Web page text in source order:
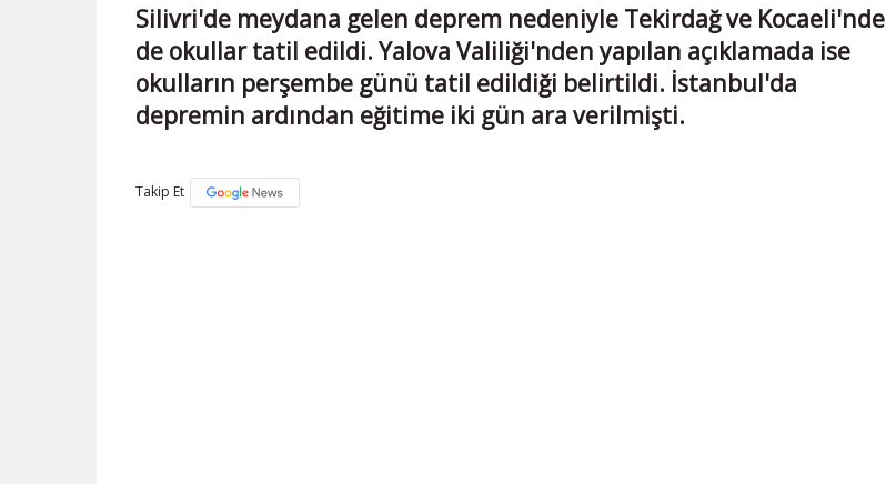
Silivri'de meydana gelen deprem nedeniyle Tekirdağ ve Kocaeli'nde
de okullar tatil edildi. Yalova Valiliği'nden yapılan açıklamada ise
okulların perşembe günü tatil edildiği belirtildi. İstanbul'da
depremin ardından eğitime iki gün ara verilmişti.
Takip Et